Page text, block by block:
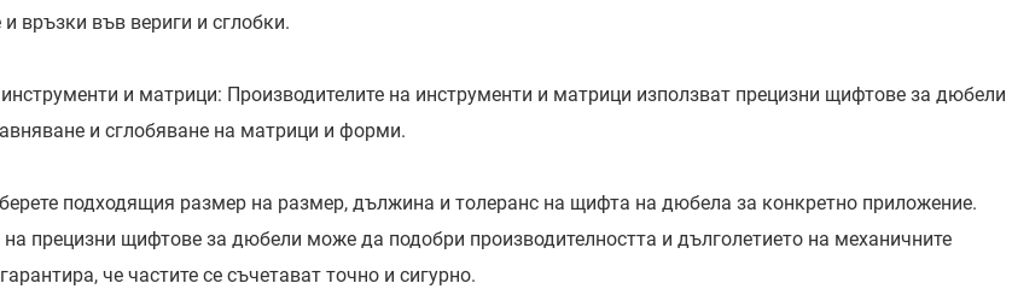
връзки във вериги и сглобки.
и матрици: Производителите на инструменти и матрици използват прецизни щифтове за дюбели
и сглобяване на матрици и форми.
подходящия размер на размер, дължина и толеранс на щифта на дюбела за конкретно приложение.
на прецизни щифтове за дюбели може да подобри производителността и дълголетието на механичните
че частите се съчетават точно и сигурно.